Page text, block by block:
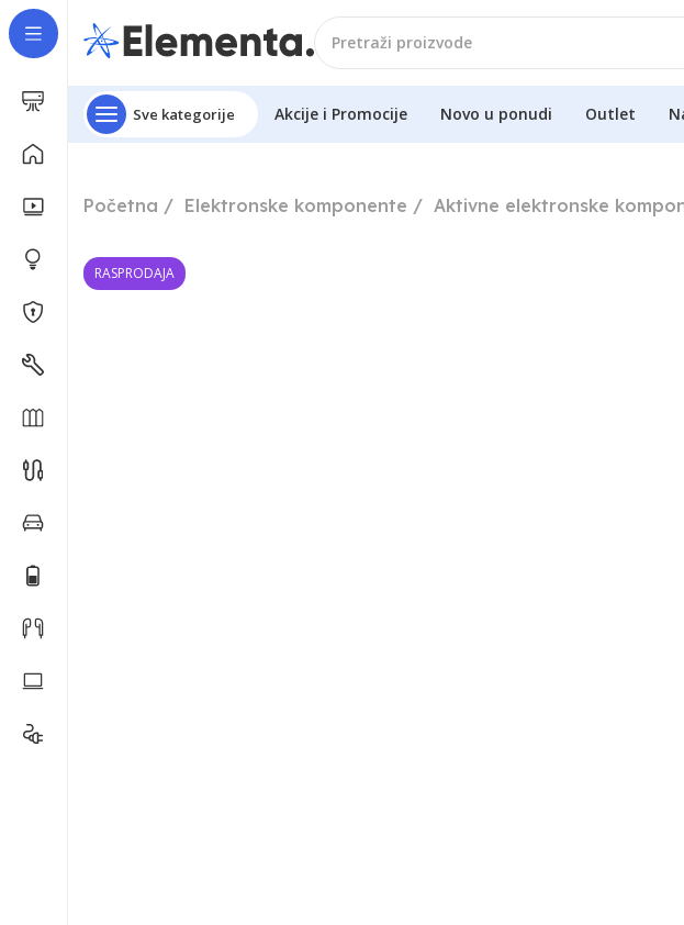
Sve kategorije Akcije i Promocije Novo u ponudi Outlet
Početna Elektronske komponente Aktivne elektronske
RASPRODAJA